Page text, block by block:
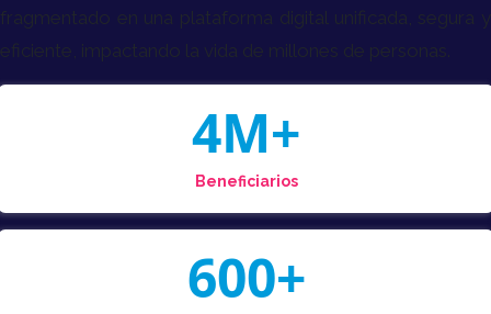
4M+
Beneficiarios
600+